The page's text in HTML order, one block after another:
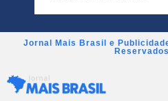
Jornal Mais Brasil e